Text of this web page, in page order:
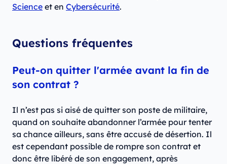
Science et en Cybersécurité.
Questions fréquentes
Peut-on quitter l'armée avant la fin de
son contrat ?
Il n’est pas si aisé de quitter son poste de militaire,
quand on souhaite abandonner l’armée pour tenter
sa chance ailleurs, sans être accusé de désertion. Il
est cependant possible de rompre son contrat et
donc être libéré de son engagement, après